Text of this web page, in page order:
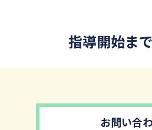
指導開始ま
お問い合